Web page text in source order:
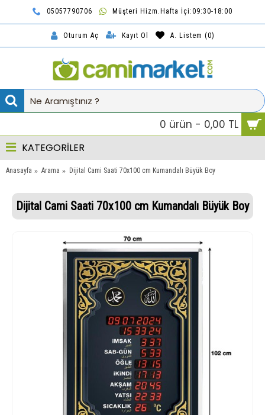
05057790706 Müşteri Hizm.Hafta İçi:09:30-18:00
Oturum Aç Kayıt Ol A. Listem (0)
0 ürün - 0,00 TL
KATEGORİLER
Anasayfa Arama Dijital Cami Saati 70x100 cm Kumandalı Büyük Boy
Dijital Cami Saati 70x100 cm Kumandalı Büyük Boy